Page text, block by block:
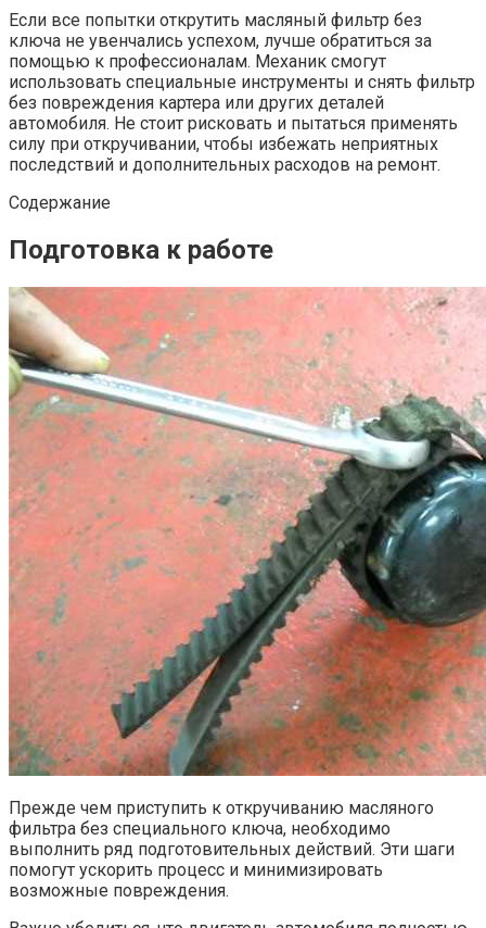
Если все попытки открутить масляный фильтр без
ключа не увенчались успехом, лучше обратиться за
помощью к профессионалам. Механик смогут
использовать специальные инструменты и снять фильтр
без повреждения картера или других деталей
автомобиля. Не стоит рисковать и пытаться применять
силу при откручивании, чтобы избежать неприятных
последствий и дополнительных расходов на ремонт.
Содержание
Подготовка к работе
Прежде чем приступить к откручиванию масляного
фильтра без специального ключа, необходимо
выполнить ряд подготовительных действий. Эти шаги
помогут ускорить процесс и минимизировать
возможные повреждения.